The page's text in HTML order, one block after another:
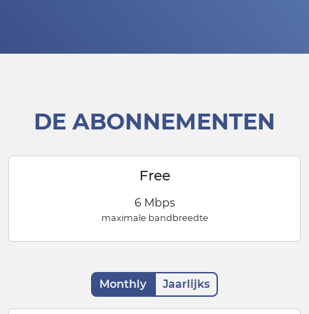
DE ABONNEMENTEN
Free
6 Mbps
maximale bandbreedte
Monthly Jaarlijks